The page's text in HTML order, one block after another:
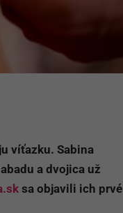
víťazku. Sabina
a dvojica už
sa objavili ich prvé